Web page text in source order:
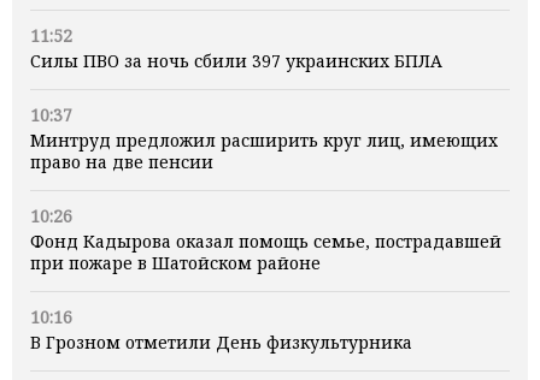
11:52
Силы ПВО за ночь сбили 397 украинских БПЛА
10:37
Минтруд предложил расширить круг лиц, имеющих
право на две пенсии
10:26
Фонд Кадырова оказал помощь семье, пострадавшей
при пожаре в Шатойском районе
10:16
В Грозном отметили День физкультурника